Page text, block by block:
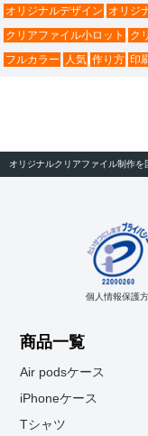
オリジナルデザイン オリジ
クリアファイル小ロット
ク
フルカラー
人気 作り方 印
オリジナルクリアファイル制作を
個人情報保護
商品一覧
Air podsケース
iPhoneケース
Tシャツ